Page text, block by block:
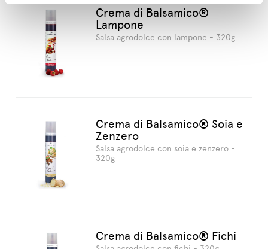
Crema di Balsamico®
Lampone
Salsa agrodolce con lampone - 320g
Crema di Balsamico® Soia e
Zenzero
Salsa agrodolce con soia e zenzero -
320g
Crema di Balsamico® Fichi